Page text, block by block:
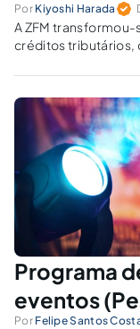
Por Kiyoshi Harada
A ZFM
créditos tributários,
Programa
eventos
Por Felipe Santos